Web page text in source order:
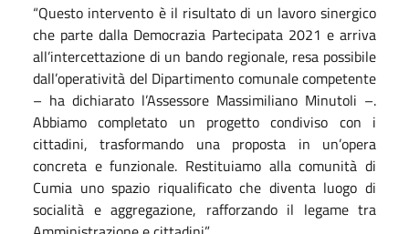
“Questo intervento è il risultato di un lavoro sinergico
che parte dalla Democrazia Partecipata 2021 e arriva
all’intercettazione di un bando regionale, resa possibile
dall’operatività del Dipartimento comunale competente
– ha dichiarato l’Assessore Massimiliano Minutoli –.
Abbiamo completato un progetto condiviso con i
cittadini, trasformando una proposta in un’opera
concreta e funzionale. Restituiamo alla comunità di
Cumia uno spazio riqualificato che diventa luogo di
socialità e aggregazione, rafforzando il legame tra